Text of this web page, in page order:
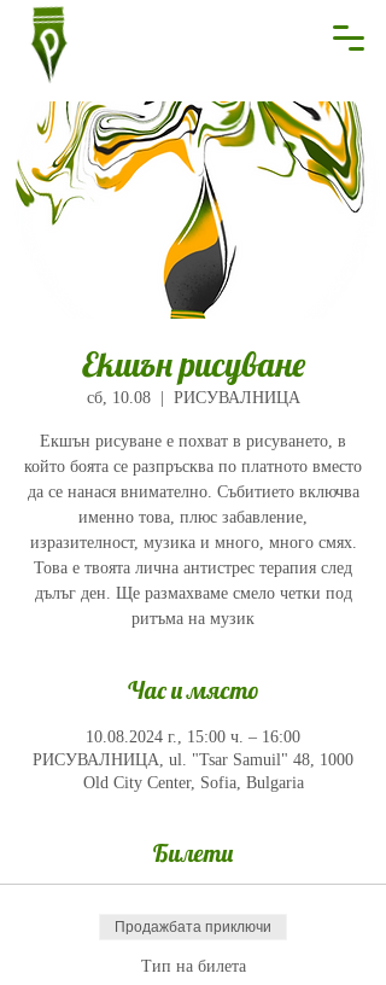
Екшън рисуване
сб, 10.08
  |
РИСУВАЛНИЦА
Екшън рисуване е похват в рисуването, в
който боята се разпръсква по платното вместо
да се нанася внимателно. Събитието включва
именно това, плюс забавление,
изразителност, музика и много, много смях.
Това е твоята лична антистрес терапия след
дълъг ден. Ще размахваме смело четки под
ритъма на музик
Час и място
10.08.2024 г., 15:00 ч. – 16:00
РИСУВАЛНИЦА, ul. "Tsar Samuil" 48, 1000
Old City Center, Sofia, Bulgaria
Билети
Продажбата приключи
Тип на билета